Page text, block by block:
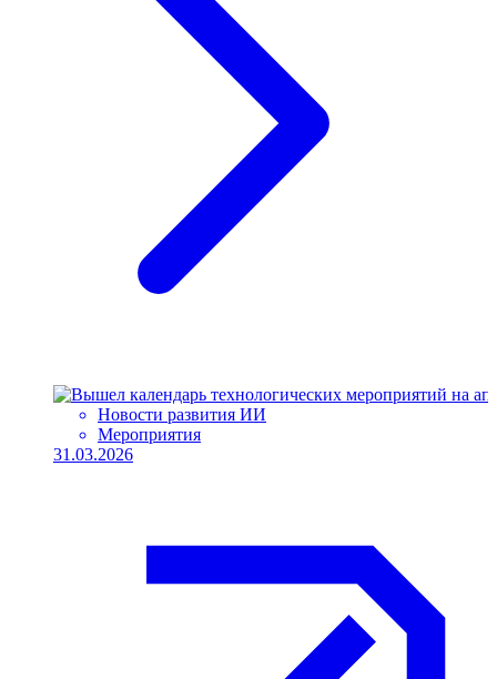
Новости развития ИИ
Мероприятия
31.03.2026